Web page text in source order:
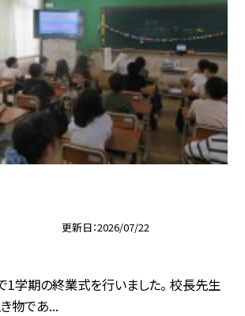
更新日 2026/07/22
1学期の終業式を行いました。 校長先生
物であ...